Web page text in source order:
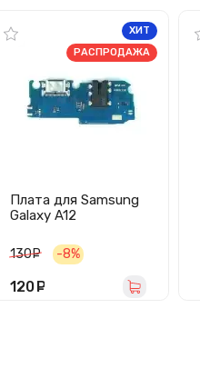
Плата для Samsung
Galaxy A12
разъемом зарядки/
гарнитуры/
микрофоном
ХИТ
РАСПРОДАЖА
130 руб.
-8%
120